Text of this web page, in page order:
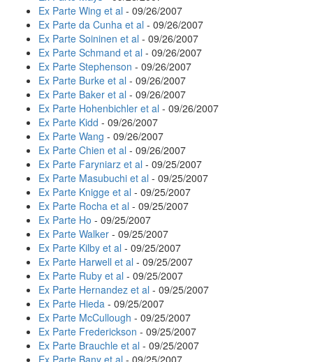
Ex Parte Wing et al - 09/26/2007
Ex Parte da Cunha et al - 09/26/2007
Ex Parte Soininen et al - 09/26/2007
Ex Parte Schmand et al - 09/26/2007
Ex Parte Stephenson - 09/26/2007
Ex Parte Burke et al - 09/26/2007
Ex Parte Baker et al - 09/26/2007
Ex Parte Hohenbichler et al - 09/26/2007
Ex Parte Kidd - 09/26/2007
Ex Parte Wang - 09/26/2007
Ex Parte Chien et al - 09/26/2007
Ex Parte Faryniarz et al - 09/25/2007
Ex Parte Masubuchi et al - 09/25/2007
Ex Parte Knigge et al - 09/25/2007
Ex Parte Rocha et al - 09/25/2007
Ex Parte Ho - 09/25/2007
Ex Parte Walker - 09/25/2007
Ex Parte Kilby et al - 09/25/2007
Ex Parte Harwell et al - 09/25/2007
Ex Parte Ruby et al - 09/25/2007
Ex Parte Hernandez et al - 09/25/2007
Ex Parte Hieda - 09/25/2007
Ex Parte McCullough - 09/25/2007
Ex Parte Frederickson - 09/25/2007
Ex Parte Brauchle et al - 09/25/2007
Ex Parte Bany et al - 09/25/2007